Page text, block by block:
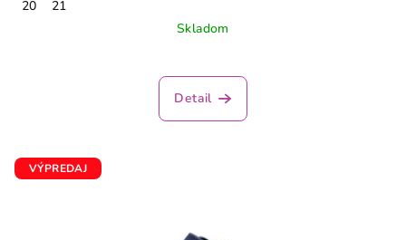
20
21
Skladom
Detail
VÝPREDAJ